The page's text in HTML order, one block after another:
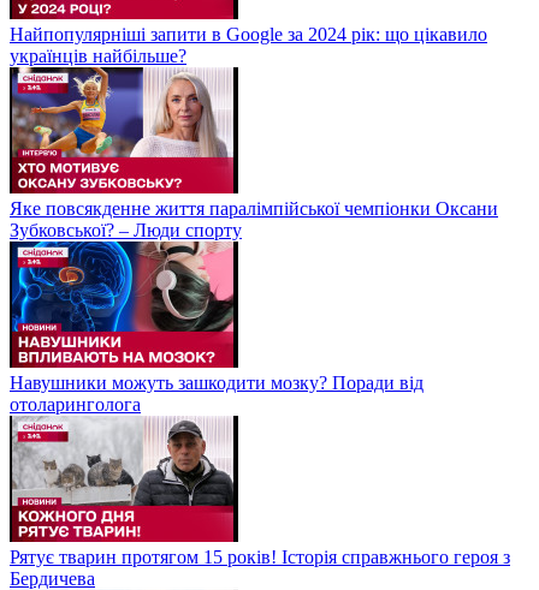
Найпопулярніші запити в Google за 2024 рік: що цікавило
українців найбільше?
Яке повсякденне життя паралімпійської чемпіонки Оксани
Зубковської? – Люди спорту
Навушники можуть зашкодити мозку? Поради від
отоларинголога
Рятує тварин протягом 15 років! Історія справжнього героя з
Бердичева